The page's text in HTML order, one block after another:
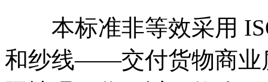
本标准非等效采用
和纱线——交付货物商业